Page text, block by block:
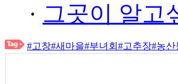
· 그곳이 알
#고창#새마을#부녀회 #고추장#농산